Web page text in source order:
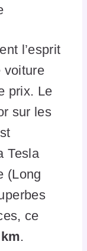
l’esprit
voiture
prix. Le
sur les
Tesla
(Long
ce
.